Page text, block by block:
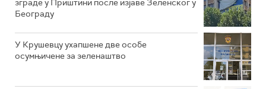
зграде у Приштини после изјаве Зеленског у
Београду
У Крушевцу ухапшене две особе
осумњичене за зеленаштво